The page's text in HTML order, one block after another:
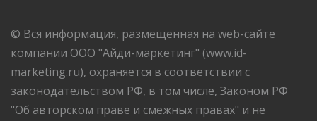
© Вся информация, размещенная на web-сайте
компании ООО "Айди-маркетинг" (www.id-
marketing.ru), охраняется в соответствии с
законодательством РФ, в том числе, Законом РФ
"Об авторском праве и смежных правах" и не